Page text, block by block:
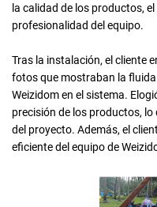
la calidad de los productos,
profesionalidad del equipo.
Tras la instalación, el cliente
fotos que mostraban la
Weizidom en el sistema.
precisión de los productos,
del proyecto. Además, el
eficiente del equipo de